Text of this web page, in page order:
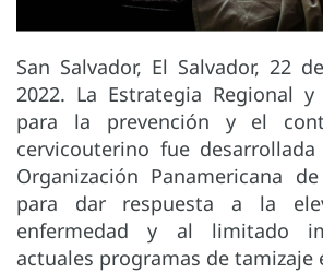
San Salvador, El Salvador, 22
2022. La Estrategia Regional
para la prevención y el
cervicouterino fue
Organización Panamericana
para dar respuesta a la
enfermedad y al limitado
actuales programas de tamizaje